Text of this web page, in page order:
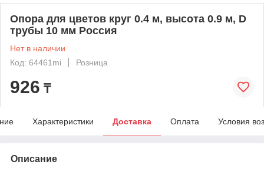
Опора для цветов круг 0.4 м, высота 0.9 м, D
трубы 10 мм Россия
Нет в наличии
Код: 64461mi
Розница
926 ₸
Характеристики Доставка Оплата Условия
Описание